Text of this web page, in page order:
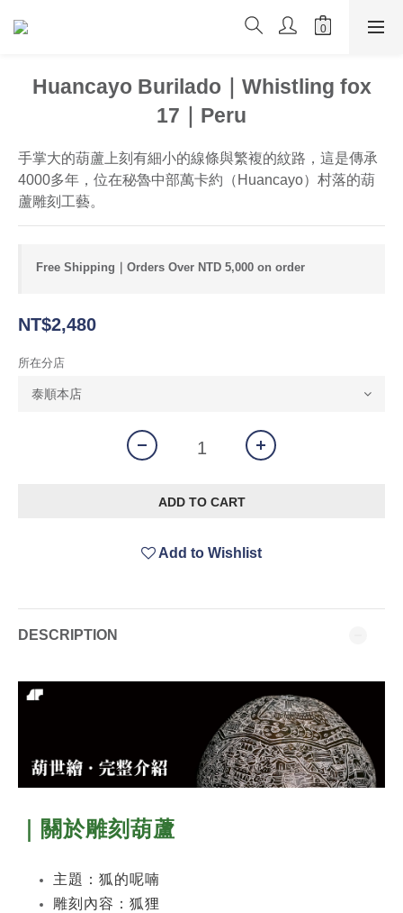
Huancayo Burilado｜Whistling fox
17｜Peru
手掌大的葫蘆上刻有細小的線條與繁複的紋路，這是傳承
4000多年，位在秘魯中部萬卡約（Huancayo）村落的葫
蘆雕刻工藝。
Free Shipping｜Orders Over NTD 5,000 on order
NT$2,480
所在分店
ADD TO CART
Add to Wishlist
DESCRIPTION
｜關於雕刻葫蘆
主題： 狐的呢喃
雕刻內容： 狐狸